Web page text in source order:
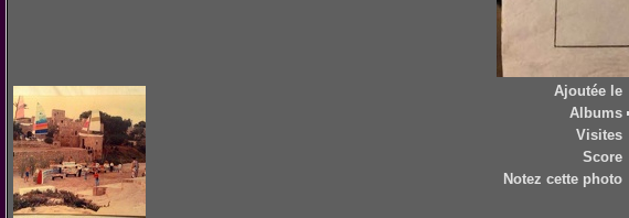
Ajoutée le
Albums
Visites
Score
Notez cette photo